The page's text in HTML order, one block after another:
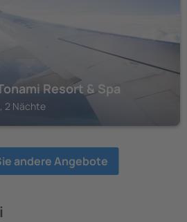
Resort & Spa
2 Nächte
andere Angebote